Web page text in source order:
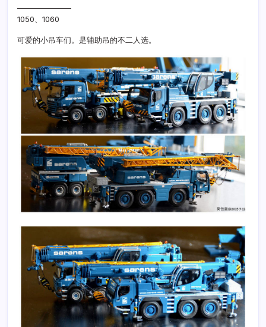
———————
1050、1060
可爱的小吊车们。是辅助吊的不二人选。